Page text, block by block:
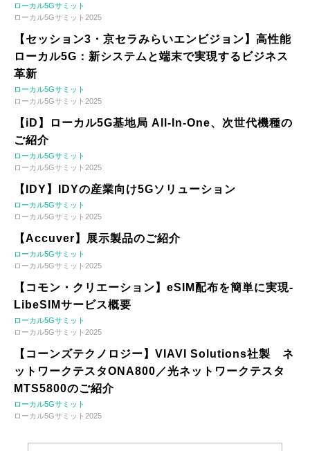
ローカル5Gサミット
ローカル5Gサミット2025
【セッション3・京セラみらいエンビジョン】高性能
ローカル5G：新システムと端末で実現するビジネス
革新
ローカル5Gサミット
ローカル5Gサミット2025
【iD】ローカル5G基地局 All-In-One、次世代機種の
ご紹介
ローカル5Gサミット
ローカル5Gサミット2025
【IDY】IDYの産業向け5Gソリューション
ローカル5Gサミット
ローカル5Gサミット2025
【Accuver】展示製品のご紹介
ローカル5Gサミット
ローカル5Gサミット2025
【コモン・クリエーション】eSIM配布を簡単に実現-
LibeSIMサービス概要
ローカル5Gサミット
ローカル5Gサミット2025
【コーンズテクノロジー】VIAVI Solutions社製 ネ
ットワークテスタONA800／光ネットワークテスタ
MTS5800のご紹介
ローカル5Gサミット
ローカル5Gサミット2025